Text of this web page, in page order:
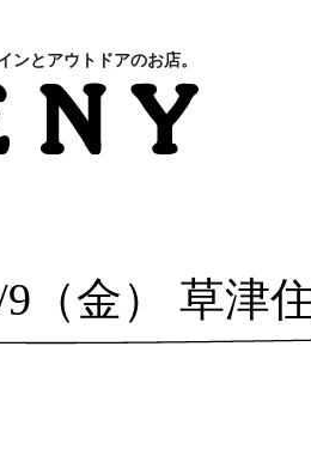
ンとアウトドアのお店。
9（金） 草津